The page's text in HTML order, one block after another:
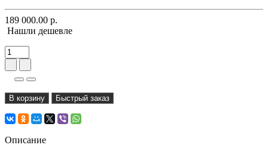
189 000.00 р.
Нашли дешевле
В корзину Быстрый заказ
Описание